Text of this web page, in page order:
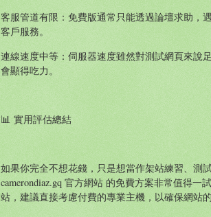
客服管道有限：免費版通常只能透過論壇求助，
客戶服務。
連線速度中等：伺服器速度雖然對測試網頁來說
會顯得吃力。
📊 實用評估總結
如果你完全不想花錢，只是想當作架站練習、測
camerondiaz.gq 官方網站 的免費方案非常值得
站，建議直接考慮付費的專業主機，以確保網站